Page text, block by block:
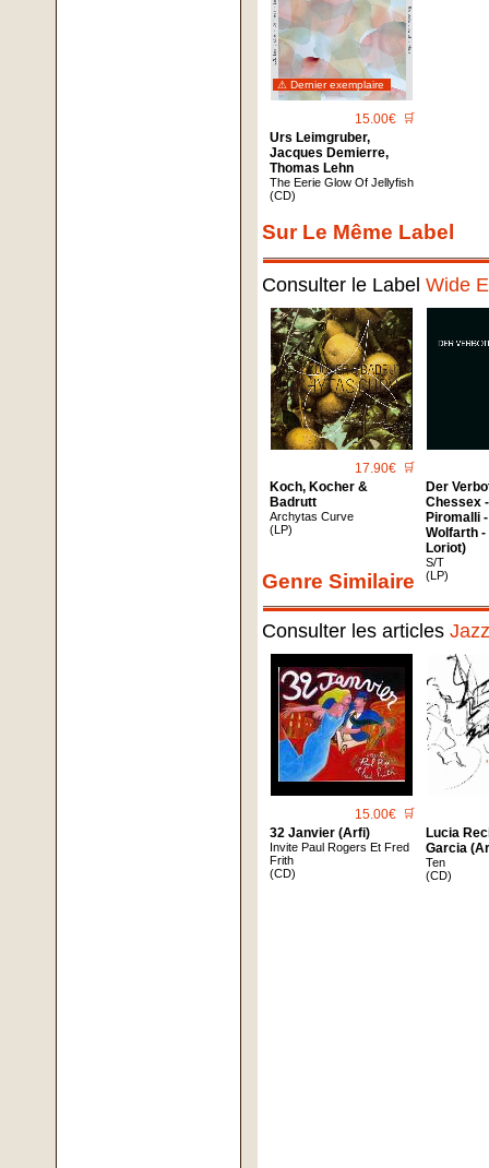
⚠ Dernier exemplaire
15.00€ 🛒
Urs Leimgruber,
Jacques Demierre,
Thomas Lehn
The Eerie Glow Of Jellyfish
(CD)
Sur Le Même Label
Consulter le LabelWide
17.90€ 🛒
Koch, Kocher &
Badrutt
Archytas Curve
(LP)
Der
Chessex
Piromalli
Wolfarth -
Loriot)
S/T
(LP)
Genre Similaire
Consulter les articles
15.00€ 🛒
32 Janvier (Arfi)
Invite Paul Rogers Et Fred
Frith
(CD)
Lucia
Garcia
Ten
(CD)